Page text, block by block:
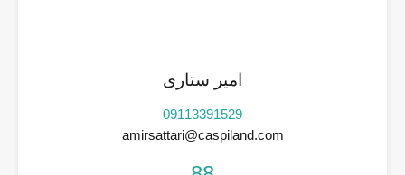
امیر ستاری
09113391529
amirsattari@caspiland.com